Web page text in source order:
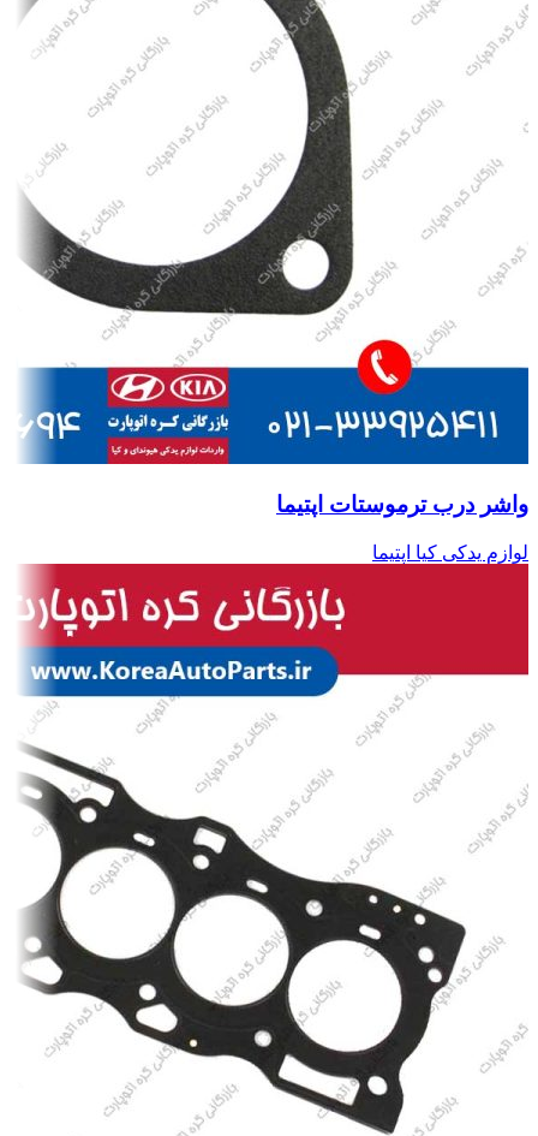
واشر درب ترموستات اپتیما
لوازم یدکی کیا اپتیما